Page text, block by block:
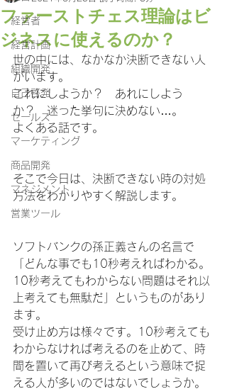
経営者
経営計画
組織開発
自己啓発
セールス
マーケティング
商品開発
マネジメント
営業ツール
ファーストチェス理論はビ
ジネスに使えるのか？
世の中には、なかなか決断できない人
がいます。
これにしようか？　あれにしよう
か？　迷った挙句に決めない…。
よくある話です。
そこで今日は、決断できない時の対処
方法をわかりやすく解説します。
ソフトバンクの孫正義さんの名言で
「どんな事でも10秒考えればわかる。
10秒考えてもわからない問題はそれ以
上考えても無駄だ」というものがあり
ます。
受け止め方は様々です。10秒考えても
わからなければ考えるのを止めて、時
間を置いて再び考えるという意味で捉
える人が多いのではないでしょうか。